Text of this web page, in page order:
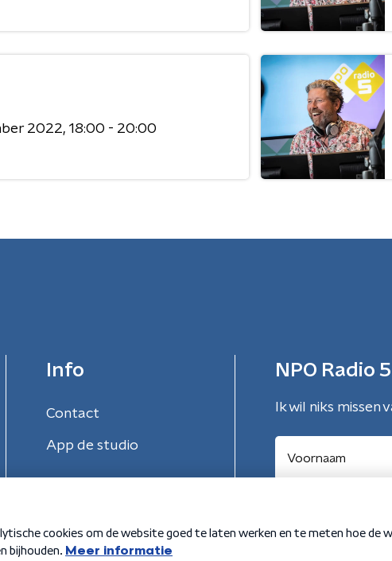
2022 18:00 - 20:00
Info
Contact
App de studio
NPO Radio
Ik wil niks missen